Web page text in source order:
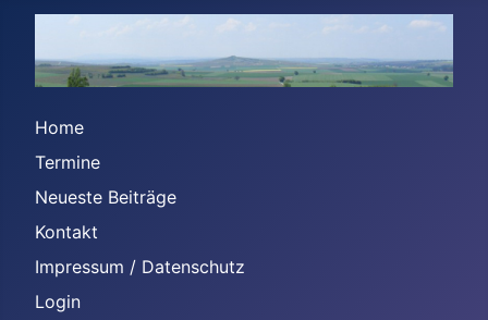
Home
Termine
Neueste Beiträge
Kontakt
Impressum / Datenschutz
Login